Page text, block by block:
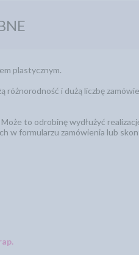
plastycznym.
różnorodność i dużą liczbę
to odrobinę wydłużyć
w formularzu zamówienia lub